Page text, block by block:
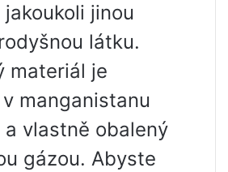
jinou
látku.
materiál je
manganistanu
a vlastně obalený
gázou. Abyste